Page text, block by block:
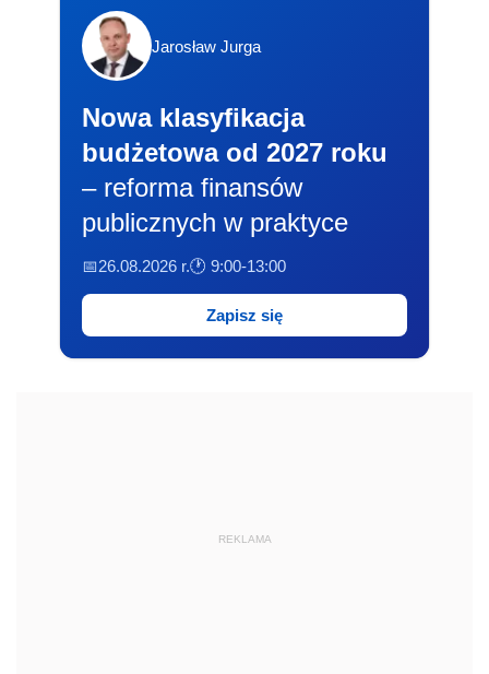
Jarosław Jurga
Nowa klasyfikacja
budżetowa od 2027 roku
– reforma finansów
publicznych w praktyce
📅26.08.2026 r.🕐 9:00-13:00
Zapisz się
REKLAMA